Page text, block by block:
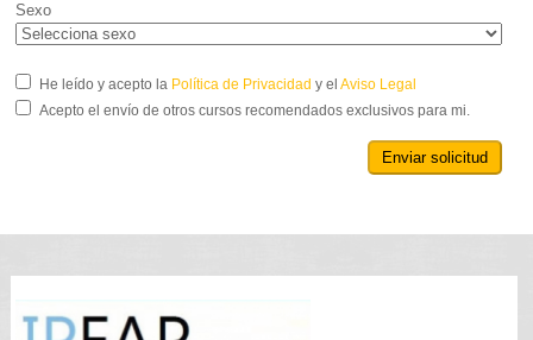
Sexo
He leído y acepto la Política de Privacidad y el Aviso Legal
Acepto el envío de otros cursos recomendados exclusivos para mi.
Enviar solicitud